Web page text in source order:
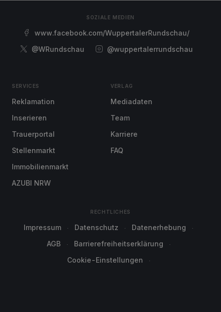
SOZIALE MEDIEN
www.facebook.com/WuppertalerRundschau/
@WRundschau
@wuppertalerrundschau
SERVICES
Reklamation
Inserieren
Trauerportal
Stellenmarkt
Immobilienmarkt
AZUBI NRW
VERLAG
Mediadaten
Team
Karriere
FAQ
RECHTLICHES
Impressum Datenschutz
Datenerhebung
AGB
Barrierefreiheitserklärung
Cookie-Einstellungen